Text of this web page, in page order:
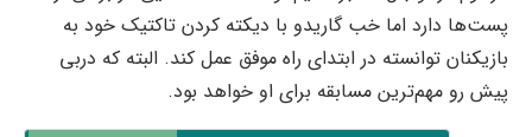
پست‌ها دارد اما خب گاریدو با دیکته کردن تاکتیک خود به
بازیکنان توانسته در ابتدای راه موفق عمل کند. البته که دربی
پیش رو مهم‌ترین مسابقه برای او خواهد بود.